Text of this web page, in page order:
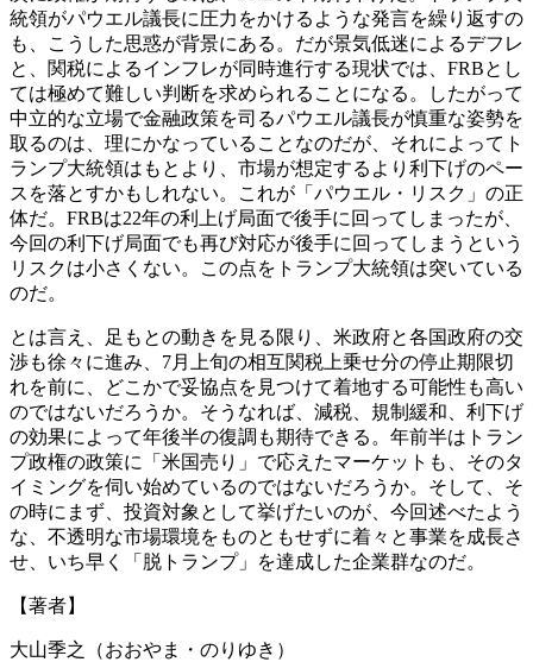
統領がパウエル議長に圧力をかけるような発言を繰り返すの
も、こうした思惑が背景にある。だが景気低迷によるデフレ
と、関税によるインフレが同時進行する現状では、FRBとし
ては極めて難しい判断を求められることになる。したがって
中立的な立場で金融政策を司るパウエル議長が慎重な姿勢を
取るのは、理にかなっていることなのだが、それによってト
ランプ大統領はもとより、市場が想定するより利下げのペー
スを落とすかもしれない。これが「パウエル・リスク」の正
体だ。FRBは22年の利上げ局面で後手に回ってしまったが、
今回の利下げ局面でも再び対応が後手に回ってしまうという
リスクは小さくない。この点をトランプ大統領は突いている
のだ。
とは言え、足もとの動きを見る限り、米政府と各国政府の交
渉も徐々に進み、7月上旬の相互関税上乗せ分の停止期限切
れを前に、どこかで妥協点を見つけて着地する可能性も高い
のではないだろうか。そうなれば、減税、規制緩和、利下げ
の効果によって年後半の復調も期待できる。年前半はトラン
プ政権の政策に「米国売り」で応えたマーケットも、そのタ
イミングを伺い始めているのではないだろうか。そして、そ
の時にまず、投資対象として挙げたいのが、今回述べたよう
な、不透明な市場環境をものともせずに着々と事業を成長さ
せ、いち早く「脱トランプ」を達成した企業群なのだ。
【著者】
大山季之（おおやま・のりゆき）